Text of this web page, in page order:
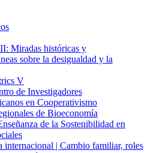
Miradas históricas y
sobre la desigualdad y la
V
de Investigadores
en Cooperativismo
de Bioeconomía
de la Sostenibilidad en
internacional | Cambio familiar, roles